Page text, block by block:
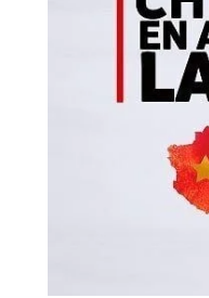
Dependencia de
Desde 2008, el